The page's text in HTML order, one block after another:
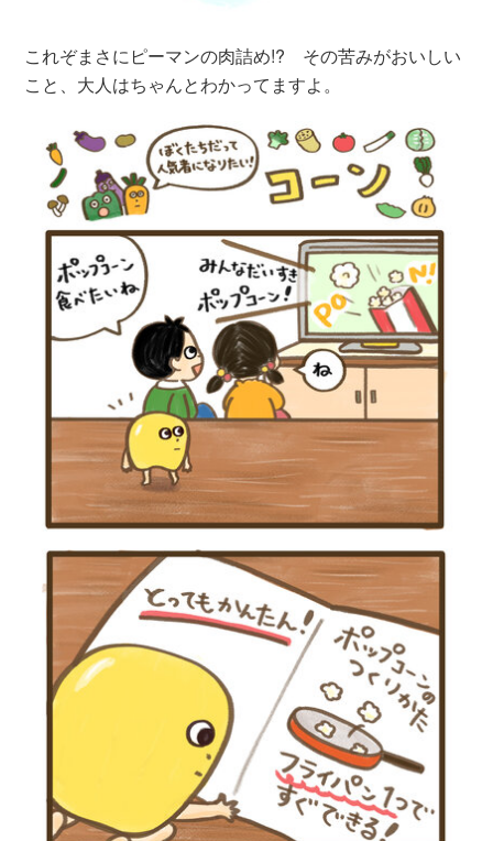
これぞまさにピーマンの肉詰め!? その苦みがおいしい
こと、大人はちゃんとわかってますよ。